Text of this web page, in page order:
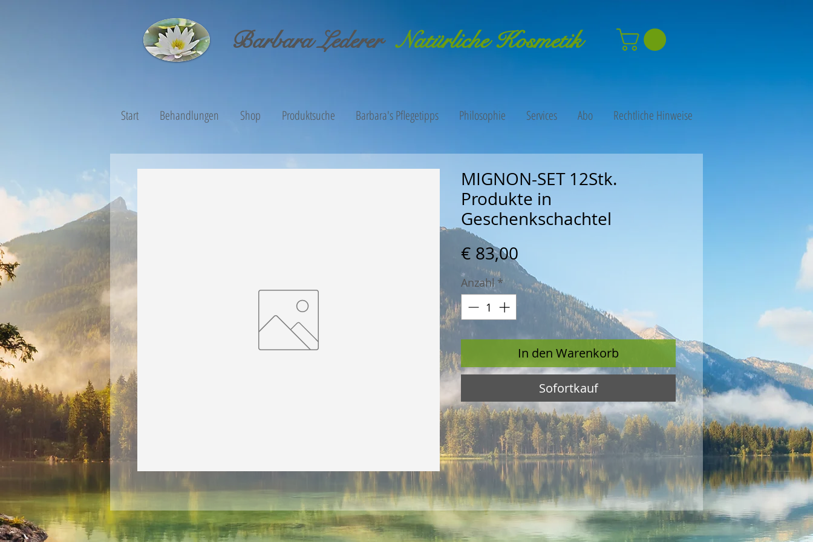
Barbara Lederer Natürliche Kosmetik
Start Behandlungen Shop Produktsuche Barbara's Pflegetipps Philosophie Services Abo Rechtliche Hinweise
MIGNON-SET 12Stk.
Produkte in
Geschenkschachtel
€ 83,00
Anzahl *
In den Warenkorb
Sofortkauf